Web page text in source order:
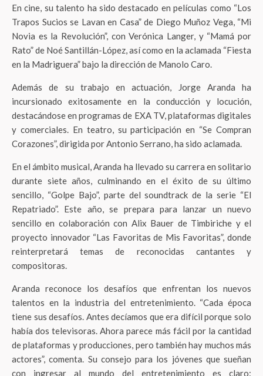
En cine, su talento ha sido destacado en películas como “Los
Trapos Sucios se Lavan en Casa” de Diego Muñoz Vega, “Mi
Novia es la Revolución”, con Verónica Langer, y “Mamá por
Rato” de Noé Santillán-López, así como en la aclamada “Fiesta
en la Madriguera” bajo la dirección de Manolo Caro.
Además de su trabajo en actuación, Jorge Aranda ha
incursionado exitosamente en la conducción y locución,
destacándose en programas de EXA TV, plataformas digitales
y comerciales. En teatro, su participación en “Se Compran
Corazones”, dirigida por Antonio Serrano, ha sido aclamada.
En el ámbito musical, Aranda ha llevado su carrera en solitario
durante siete años, culminando en el éxito de su último
sencillo, “Golpe Bajo”, parte del soundtrack de la serie “El
Repatriado”. Este año, se prepara para lanzar un nuevo
sencillo en colaboración con Alix Bauer de Timbiriche y el
proyecto innovador “Las Favoritas de Mis Favoritas”, donde
reinterpretará temas de reconocidas cantantes y
compositoras.
Aranda reconoce los desafíos que enfrentan los nuevos
talentos en la industria del entretenimiento. “Cada época
tiene sus desafíos. Antes decíamos que era difícil porque solo
había dos televisoras. Ahora parece más fácil por la cantidad
de plataformas y producciones, pero también hay muchos más
actores”, comenta. Su consejo para los jóvenes que sueñan
con ingresar al mundo del entretenimiento es claro: